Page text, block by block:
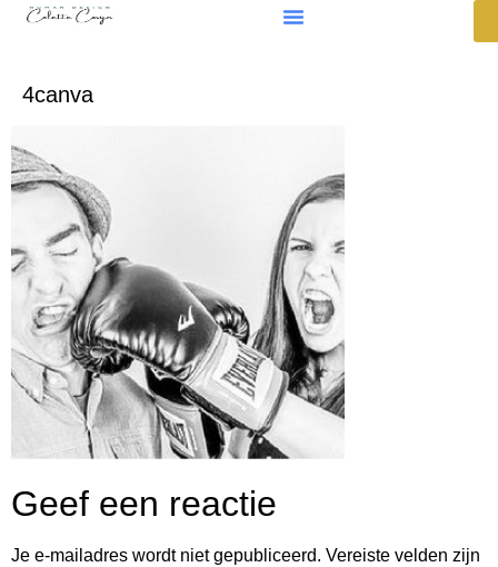
4canva
Geef een reactie
Je e-mailadres wordt niet gepubliceerd. Vereiste velden zijn